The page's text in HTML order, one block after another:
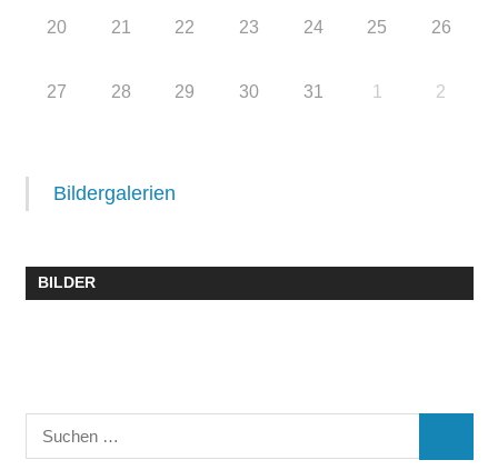
20 21 22 23 24 25 26
27 28 29 30 31 1 2
Bildergalerien
BILDER
Suchen
nach: